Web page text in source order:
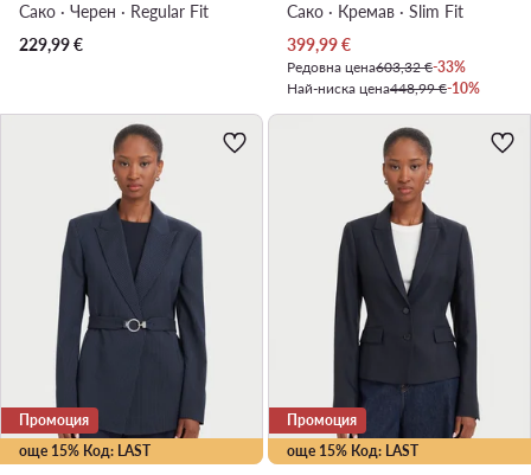
Сако · Черен · Regular Fit
229,99€
Сако · Кремав · Slim Fit
Актуална цена
399,99€
Редовна цена603,32 €-33%
Най-ниска цена448,99 €-10%
още 15% Код: LAST
Промоция
още 15% Код: LAST
Промоция